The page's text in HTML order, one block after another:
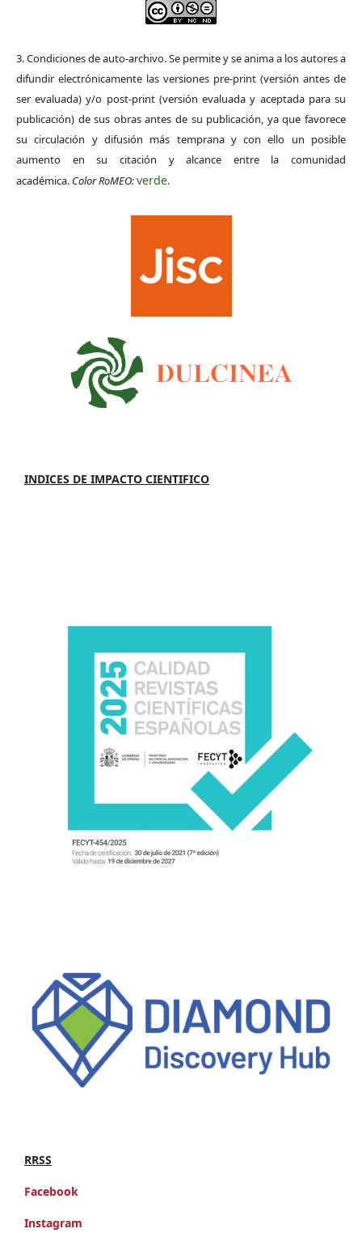
3. Condiciones de auto-archivo. Se permite y se anima a los autores a
difundir electrónicamente las versiones pre-print (versión antes de
ser evaluada) y/o post-print (versión evaluada y aceptada para su
publicación) de sus obras antes de su publicación, ya que favorece
su circulación y difusión más temprana y con ello un posible
aumento en su citación y alcance entre la comunidad
académica. Color RoMEO:verde.
INDICES DE IMPACTO CIENTIFICO
RRSS
Facebook
Instagram